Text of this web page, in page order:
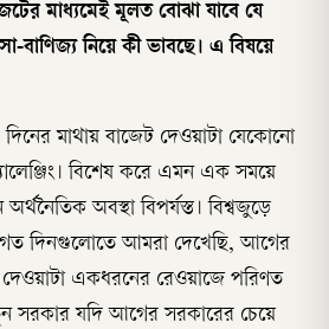
মাধ্যমেই মূলত বোঝা যাবে যে
বাণিজ্য নিয়ে কী ভাবছে। এ বিষয়ে
মাথায় বাজেট দেওয়াটা যেকোনো
বিশেষ করে এমন এক সময়ে
অবস্থা বিপর্যস্ত। বিশ্বজুড়ে
দিনগুলোতে আমরা দেখেছি, আগের
একধরনের রেওয়াজে পরিণত
সরকার যদি আগের সরকারের চেয়ে